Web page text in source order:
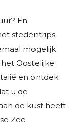
En
stedentrips
mogelijk
Oostelijke
en ontdek
u de
de kust heeft
Zee